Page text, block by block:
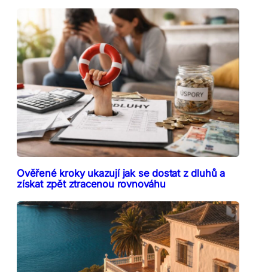
Ověřené kroky ukazují jak se dostat z dluhů a
získat zpět ztracenou rovnováhu